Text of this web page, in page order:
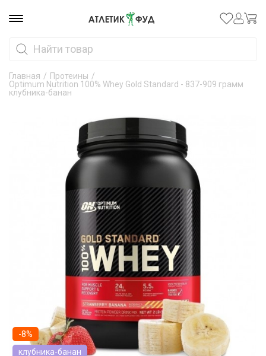
Главная / Протеины /
Optimum Nutrition 100% Whey Gold Standard - 837-909 грамм
клубника-банан
-8%
клубника-банан